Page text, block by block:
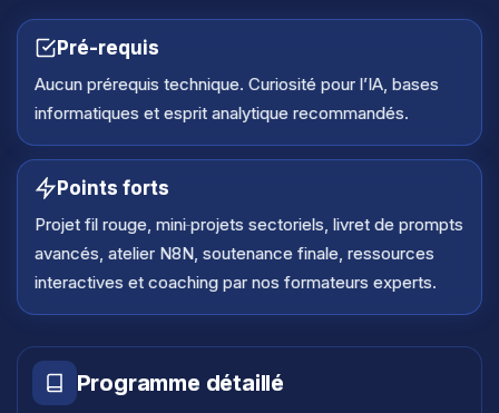
Pré-requis
Aucun prérequis technique. Curiosité pour l’IA, bases
informatiques et esprit analytique recommandés.
Points forts
Projet fil rouge, mini‑projets sectoriels, livret de prompts
avancés, atelier N8N, soutenance finale, ressources
interactives et coaching par nos formateurs experts.
Programme détaillé